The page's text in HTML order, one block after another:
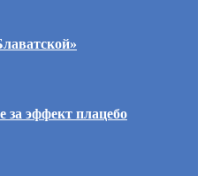
эффект плацебо